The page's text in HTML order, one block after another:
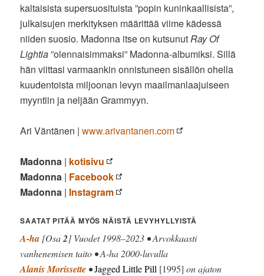
kaltaisista supersuosituista ”popin kuninkaallisista”,
julkaisujen merkityksen määrittää viime kädessä
niiden suosio. Madonna itse on kutsunut Ray Of
Lightia”olennaisimmaksi” Madonna-albumiksi. Sillä
hän viittasi varmaankin onnistuneen sisällön ohella
kuudentoista miljoonan levyn maailmanlaajuiseen
myyntiin ja neljään Grammyyn.
Ari Väntänen |www.arivantanen.com
Madonna | kotisivu
Madonna | Facebook
Madonna | Instagram
SAATAT PITÄÄ MYÖS NÄISTÄ LEVYHYLLYISTÄ
A-ha [Osa2] Vuodet 1998–2023 • Arvokkaasti
vanhenemisen taito • A-ha 2000-luvulla
Alanis Morissette •Jagged Little Pill [1995] on ajaton